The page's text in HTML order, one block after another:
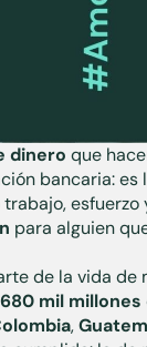
dinero que
bancaria: es
para alguien
de la vida
680 mil millones
,